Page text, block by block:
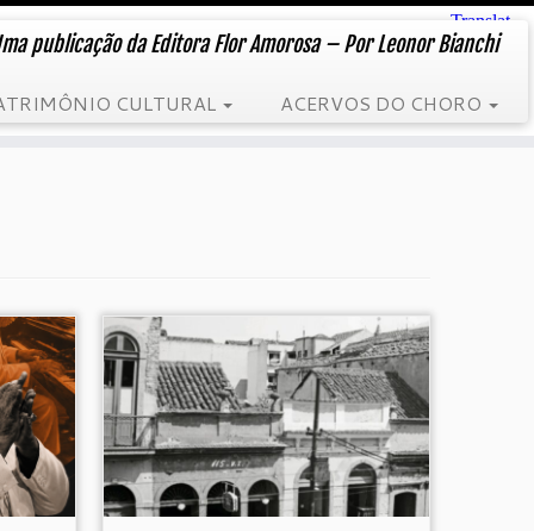
publicação da Editora Flor Amorosa – Por Leonor Bianchi
CULTURAL ACERVOS DO CHORO